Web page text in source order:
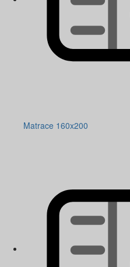
Matrace 160x200